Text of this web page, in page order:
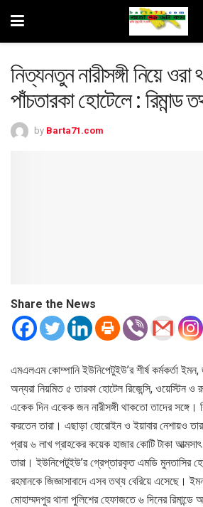
নিত্যনতুন নারীসঙ্গী নিয়ে ওরা
পাঁচতারকা হোটেলে : রিমান্ড
by Barta71.com
Share the News
এমএলএম কোম্পানি ইউনিপেটুইউ’র শীর্ষ কর্মকর্তা
অন্যরা নিয়মিত ৫ তারকা হোটেল রিজেন্সি, ওয়েস্টিন ও
একেক দিন একেক জন নারীসঙ্গী থাকতো তাদের সঙ্গে।
করতেন তারা। এছাড়া হোরোইন ও ইয়াবার নেশায়ও
প্রায় ৬ লাখ গ্রাহকের কয়েক হাজার কোটি টাকা
তারা। ইউনিপেটুইউ’র গ্রেপ্তারকৃত এমডি মুনতাসির
রহমানকে জিজ্ঞাসাবাদে এসব তথ্য বেরিয়ে এসেছে।
মোহাম্মদপুর থানা পুলিশের হেফাজতে ৬ দিনের